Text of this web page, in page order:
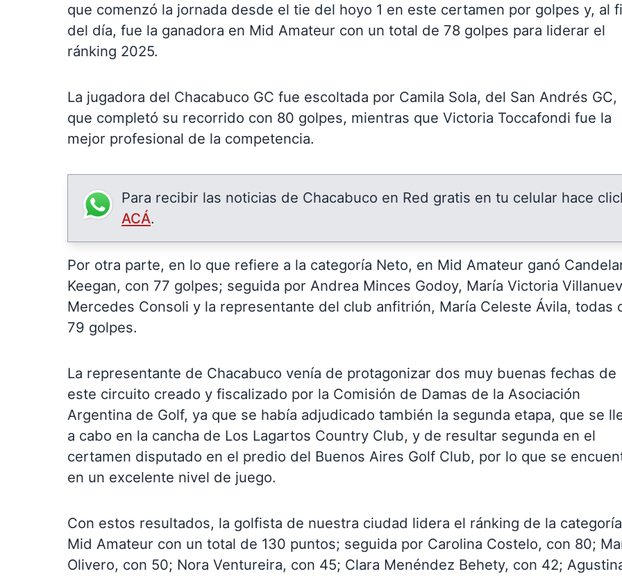
que comenzó la jornada desde el tie del hoyo 1 en este certamen por golpes y, al
del día, fue la ganadora en Mid Amateur con un total de 78 golpes para liderar el
ránking 2025.
La jugadora del Chacabuco GC fue escoltada por Camila Sola, del San Andrés GC,
que completó su recorrido con 80 golpes, mientras que Victoria Toccafondi fue la
mejor profesional de la competencia.
Para recibir las noticias de Chacabuco en Red gratis en tu celular hace
ACÁ.
Por otra parte, en lo que refiere a la categoría Neto, en Mid Amateur ganó
Keegan, con 77 golpes; seguida por Andrea Minces Godoy, María Victoria
Mercedes Consoli y la representante del club anfitrión, María Celeste Ávila, todas
79 golpes.
La representante de Chacabuco venía de protagonizar dos muy buenas fechas de
este circuito creado y fiscalizado por la Comisión de Damas de la Asociación
Argentina de Golf, ya que se había adjudicado también la segunda etapa, que se
a cabo en la cancha de Los Lagartos Country Club, y de resultar segunda en el
certamen disputado en el predio del Buenos Aires Golf Club, por lo que se
en un excelente nivel de juego.
Con estos resultados, la golfista de nuestra ciudad lidera el ránking de la categoría
Mid Amateur con un total de 130 puntos; seguida por Carolina Costelo, con 80;
Olivero, con 50; Nora Ventureira, con 45; Clara Menéndez Behety, con 42;